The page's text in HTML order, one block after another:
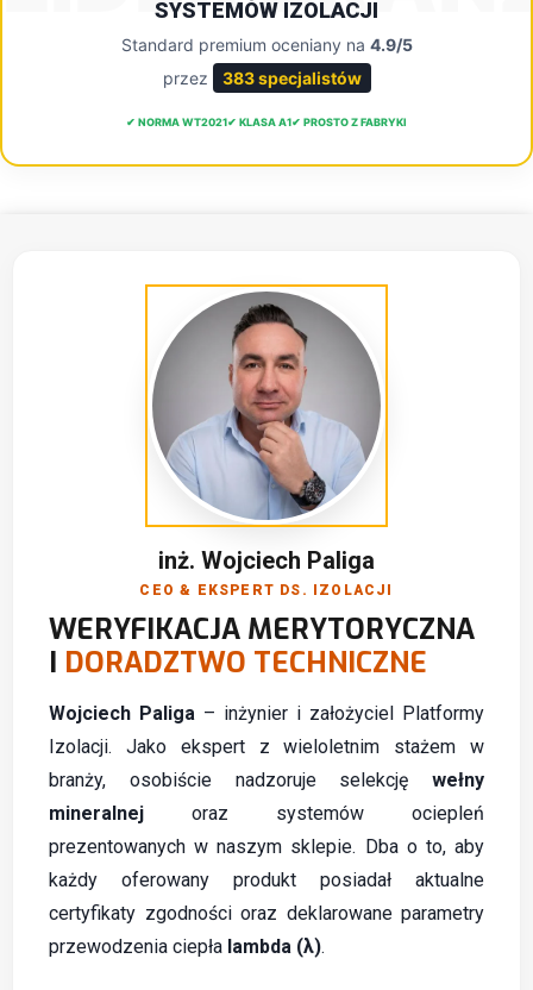
SYSTEMÓW IZOLACJI
Standard premium oceniany na 4.9/5
przez
383 specjalistów
✔ NORMA WT2021✔ KLASA A1✔ PROSTO Z FABRYKI
WERYFIKACJA MERYTORYCZNA
I DORADZTWO TECHNICZNE
Wojciech Paliga – inżynier i założyciel Platformy
Izolacji. Jako ekspert z wieloletnim stażem w
branży, osobiście nadzoruje selekcję wełny
mineralnej oraz systemów ociepleń
prezentowanych w naszym sklepie. Dba o to, aby
każdy oferowany produkt posiadał aktualne
certyfikaty zgodności oraz deklarowane parametry
przewodzenia ciepła lambda (λ).
inż. Wojciech Paliga
CEO & EKSPERT DS. IZOLACJI